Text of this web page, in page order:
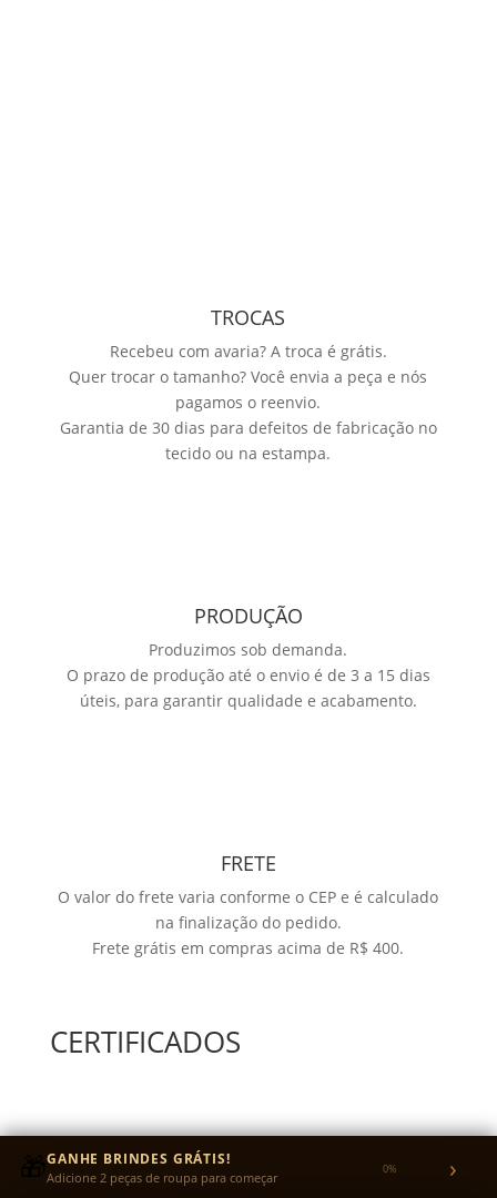
TROCAS
Recebeu com avaria? A troca é grátis.
Quer trocar o tamanho? Você envia a peça e nós
pagamos o reenvio.
Garantia de 30 dias para defeitos de fabricação no
tecido ou na estampa.
PRODUÇÃO
Produzimos sob demanda.
O prazo de produção até o envio é de 3 a 15 dias
úteis, para garantir qualidade e acabamento.
FRETE
O valor do frete varia conforme o CEP e é calculado
na finalização do pedido.
Frete grátis em compras acima de R$ 400.
CERTIFICADOS
🎁GANHE BRINDES GRÁTIS!
Adicione 2 peças de roupa para começar 0% ›